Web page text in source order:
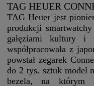
TAG HEUER
TAG Heuer jest
produkcji
gałęziami kultury i
współpracowała z
powstał zegarek
do 2 tys. sztuk model
bezela, na którym